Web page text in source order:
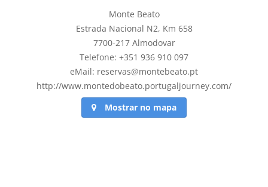
Monte Beato
Estrada Nacional N2, Km 658
7700-217 Almodovar
Telefone: +351 936 910 097
eMail: reservas@montebeato.pt
http://www.montedobeato.portugaljourney.com/
Mostrar no mapa